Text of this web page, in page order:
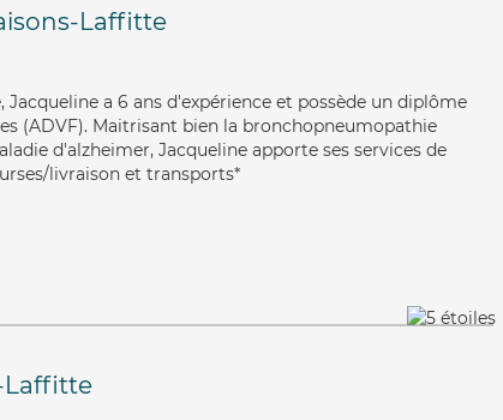
Laffitte
a 6 ans d'expérience et possède un diplôme
(ADVF). Maitrisant bien la bronchopneumopathie
d'alzheimer, Jacqueline apporte ses services de
livraison et transports*
Laffitte